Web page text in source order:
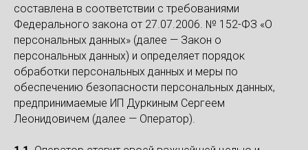
составлена в соответствии с требованиями
Федерального закона от 27.07.2006. № 152-ФЗ «О
персональных данных» (далее — Закон о
персональных данных) и определяет порядок
обработки персональных данных и меры по
обеспечению безопасности персональных данных,
предпринимаемые ИП Дуркиным Сергеем
Леонидовичем (далее — Оператор).